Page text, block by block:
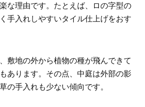
な理由です。たとえば、ロの字型の
手入れしやすいタイル仕上げをおす
敷地の外から植物の種が飛んできて
あります。その点、中庭は外部の影
の手入れも少ない傾向です。